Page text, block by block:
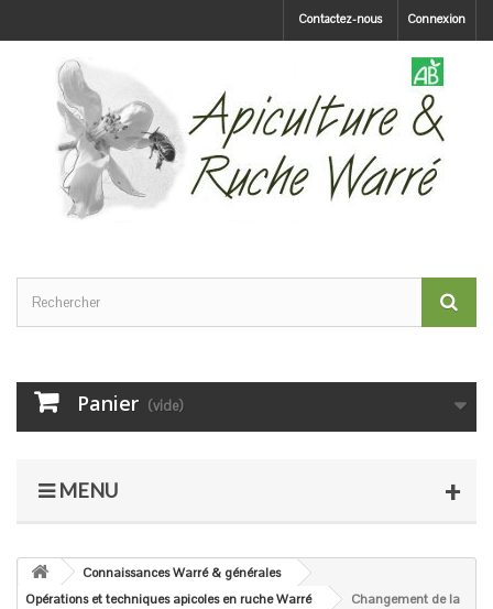
Connexion
Contactez-nous
Panier (vide)
MENU
Connaissances Warré & générales
Opérations et techniques apicoles en ruche Warré
Changement de la